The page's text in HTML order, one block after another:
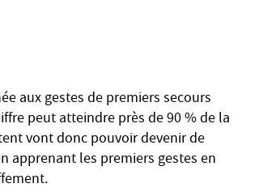
aux gestes de premiers secours
peut atteindre près de 90 % de la
vont donc pouvoir devenir de
apprenant les premiers gestes en